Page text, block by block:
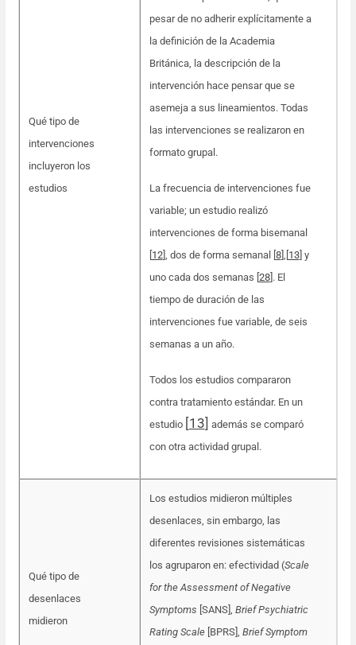
Qué tipo de
intervenciones
incluyeron los
estudios
pesar de no adherir explícitamente a
la definición de la Academia
Británica, la descripción de la
intervención hace pensar que se
asemeja a sus lineamientos. Todas
las intervenciones se realizaron en
formato grupal.
La frecuencia de intervenciones fue
variable; un estudio realizó
intervenciones de forma bisemanal
12], dos de forma semanal [ 8],[ 13] y
uno cada dos semanas [ 28]. El
tiempo de duración de las
intervenciones fue variable, de seis
semanas a un año.
Todos los estudios compararon
contra tratamiento estándar. En un
estudio [13] además se comparó
con otra actividad grupal.
Qué tipo de
desenlaces
midieron
Los estudios midieron múltiples
desenlaces, sin embargo, las
diferentes revisiones sistemáticas
los agruparon en: efectividad (Scale
for the Assessment of Negative
Symptoms [SANS], Brief Psychiatric
Rating Scale[BPRS], Brief Symptom